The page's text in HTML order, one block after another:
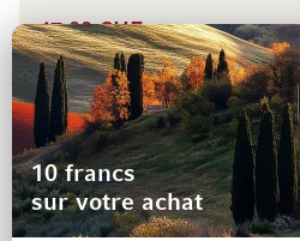
47.00 CHF
75 cl(62.67 CHF / l)
Abadía
2024 Le
10 francs
sur votre achat